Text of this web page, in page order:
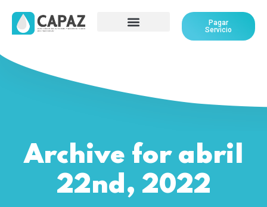
Pagar
Servicio
Archive for abril
22nd, 2022